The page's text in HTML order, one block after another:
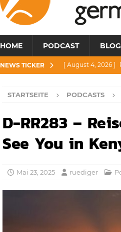
HOME PODCAST BLOG
NEWS TICKER [ August 4, 2026 ]
[ Juli 28, 2026 ]
[ Juli 23, 2026 ]
STARTSEITE PODCASTS
D-RR283 –
See You in
Mai 23, 2025 ruediger